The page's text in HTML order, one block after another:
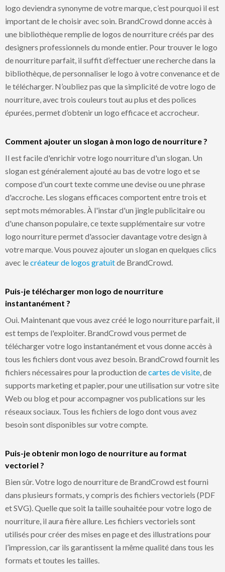
logo deviendra synonyme de votre marque, c’est pourquoi il est
important de le choisir avec soin. BrandCrowd donne accès à
une bibliothèque remplie de logos de nourriture créés par des
designers professionnels du monde entier. Pour trouver le logo
de nourriture parfait, il suffit d’effectuer une recherche dans la
bibliothèque, de personnaliser le logo à votre convenance et de
le télécharger. N’oubliez pas que la simplicité de votre logo de
nourriture, avec trois couleurs tout au plus et des polices
épurées, permet d’obtenir un logo efficace et accrocheur.
Comment ajouter un slogan à mon logo de nourriture ?
Il est facile d'enrichir votre logo nourriture d'un slogan. Un
slogan est généralement ajouté au bas de votre logo et se
compose d'un court texte comme une devise ou une phrase
d'accroche. Les slogans efficaces comportent entre trois et
sept mots mémorables. À l'instar d'un jingle publicitaire ou
d'une chanson populaire, ce texte supplémentaire sur votre
logo nourriture permet d'associer davantage votre design à
votre marque. Vous pouvez ajouter un slogan en quelques clics
avec lecréateur de logos gratuitde BrandCrowd.
Puis-je télécharger mon logo de nourriture
instantanément ?
Oui. Maintenant que vous avez créé le logo nourriture parfait, il
est temps de l'exploiter. BrandCrowd vous permet de
télécharger votre logo instantanément et vous donne accès à
tous les fichiers dont vous avez besoin. BrandCrowd fournit les
fichiers nécessaires pour la production decartes de visite , de
supports marketing et papier, pour une utilisation sur votre site
Web ou blog et pour accompagner vos publications sur les
réseaux sociaux. Tous les fichiers de logo dont vous avez
besoin sont disponibles sur votre compte.
Puis-je obtenir mon logo de nourriture au format
vectoriel ?
Bien sûr. Votre logo de nourriture de BrandCrowd est fourni
dans plusieurs formats, y compris des fichiers vectoriels (PDF
et SVG). Quelle que soit la taille souhaitée pour votre logo de
nourriture, il aura fière allure. Les fichiers vectoriels sont
utilisés pour créer des mises en page et des illustrations pour
l’impression, car ils garantissent la même qualité dans tous les
formats et toutes les tailles.